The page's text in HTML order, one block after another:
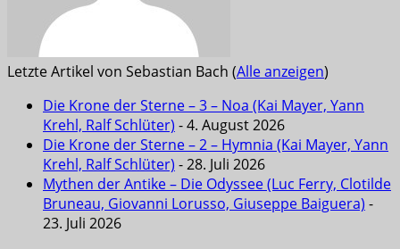
Letzte Artikel von Sebastian Bach (Alle anzeigen)
Die Krone der Sterne – 3 – Noa (Kai Mayer, Yann
Krehl, Ralf Schlüter) - 4. August 2026
Die Krone der Sterne – 2 – Hymnia (Kai Mayer, Yann
Krehl, Ralf Schlüter) - 28. Juli 2026
Mythen der Antike – Die Odyssee (Luc Ferry, Clotilde
Bruneau, Giovanni Lorusso, Giuseppe Baiguera) -
23. Juli 2026